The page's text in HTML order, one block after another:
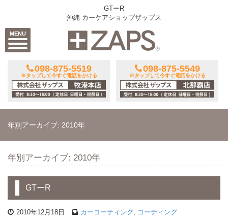
MENU
GTーR
沖縄 カーケアショップザップス
098-875-5519
※タップして今すぐ電話をかける
098-875-5549
※タップして今すぐ電話をかける
年別アーカイブ: 2010年
年別アーカイブ: 2010年
GTーR
2010年12月18日 カーコーティング コーティング